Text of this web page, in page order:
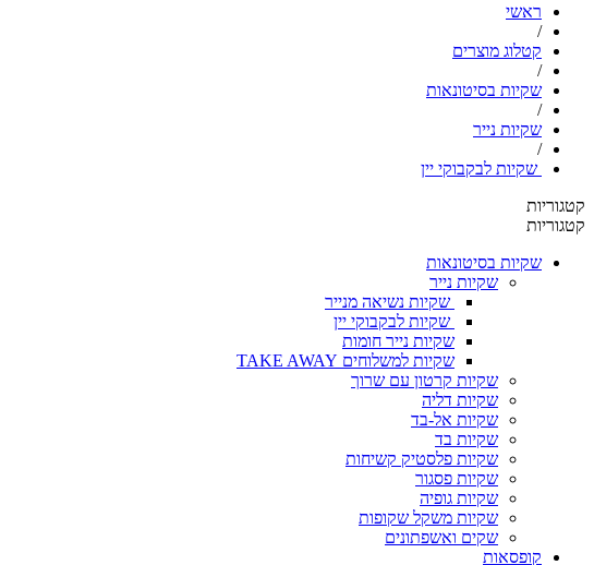
ראשי
/
קטלוג מוצרים
/
שקיות בסיטונאות
/
שקיות נייר
/
שקיות לבקבוקי יין
קטגוריות
קטגוריות
שקיות בסיטונאות
שקיות נייר
שקיות נשיאה מנייר
שקיות לבקבוקי יין
שקיות נייר חומות
שקיות למשלוחים TAKE AWAY
שקיות קרטון עם שרוך
שקיות דליה
שקיות אל-בד
שקיות בד
שקיות פלסטיק קשיחות
שקיות פסגור
שקיות גופיה
שקיות משקל שקופות
שקים ואשפתונים
קופסאות